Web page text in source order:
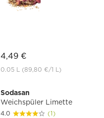
4,49 €
0.05 L (89,80 €/1 L)
Sodasan
Weichspüler Limette
4.0 (1)